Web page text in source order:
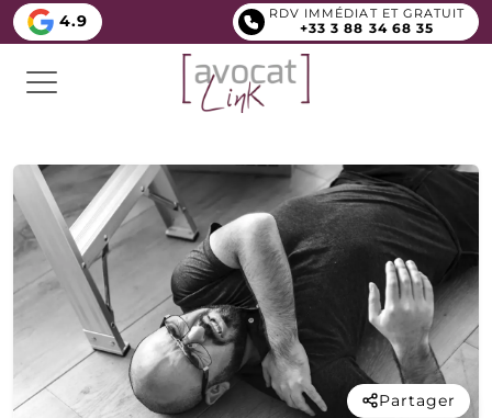
4.9 RDV IMMÉDIAT ET GRATUIT
+33 3 88 34 68 35
Partager